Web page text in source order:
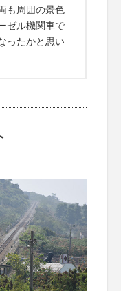
も周囲の景色
ゼル機関車で
ったかと思い